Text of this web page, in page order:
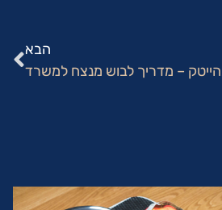
הבא
– מדריך לבוש מנצח למשרד